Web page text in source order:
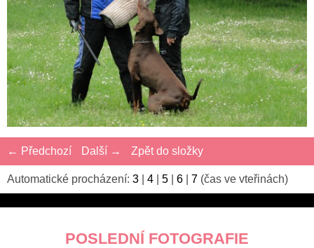
← Předchozí Další → Zpět do složky
Automatické procházení: 3 4 5 6 7 (čas ve vteřinách)
POSLEDNÍ FOTOGRAFIE